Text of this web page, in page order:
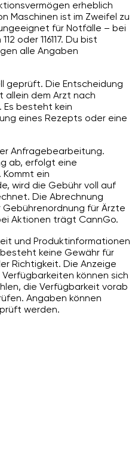
erheblich
Maschinen ist im Zweifel zu
für Notfälle – bei
oder 116117. Du bist
alle Angaben
geprüft. Die Entscheidung
allein dem Arzt nach
besteht kein
eines Rezepts oder eine
Anfragebearbeitung.
ab, erfolgt eine
ein
wird die Gebühr voll auf
Die Abrechnung
für Ärzte
Aktionen trägt CannGo.
und Produktinformationen
keine Gewähr für
Richtigkeit. Die Anzeige
können sich
die Verfügbarkeit vorab
Angaben können
werden.